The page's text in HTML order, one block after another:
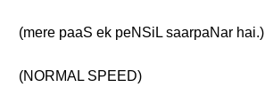
(mere paaS ek peNSiL saarpaNar hai.)
(NORMAL SPEED)